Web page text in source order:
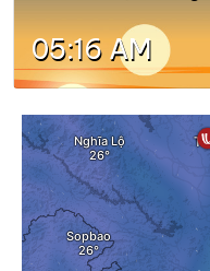
05:16 AM